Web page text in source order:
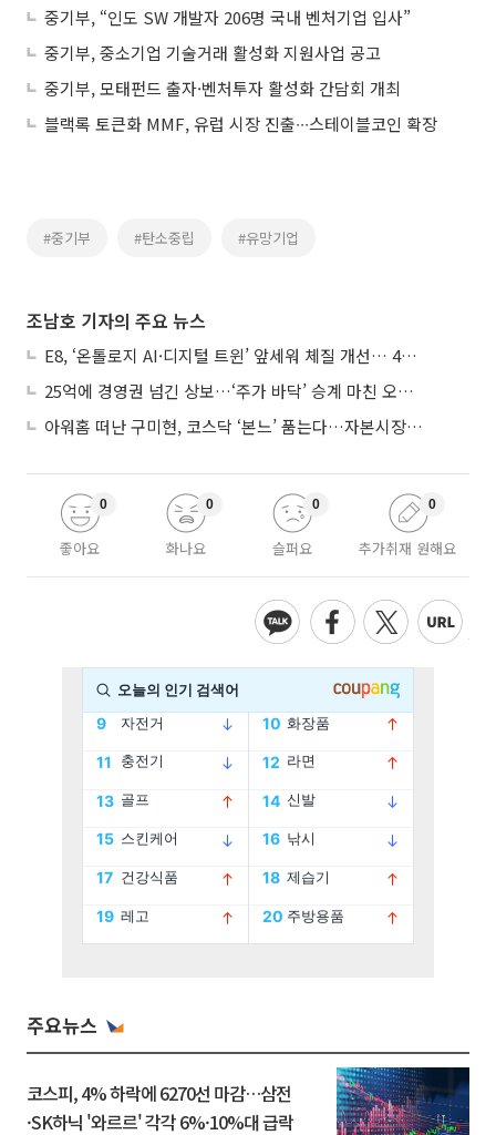
중기부, “인도 SW 개발자 206명 국내 벤처기업 입사”
중기부, 중소기업 기술거래 활성화 지원사업 공고
중기부, 모태펀드 출자·벤처투자 활성화 간담회 개최
블랙록 토큰화 MMF, 유럽 시장 진출∙∙∙스테이블코인 확장
#중기부 #탄소중립 #유망기업
조남호 기자의 주요 뉴스
E8, ‘온톨로지 AI·디지털 트윈’ 앞세워 체질 개선… 4분기 흑자전환 총력
25억에 경영권 넘긴 상보…‘주가 바닥’ 승계 마친 오너 2세, 주가 부양 나설까
아워홈 떠난 구미현, 코스닥 ‘본느’ 품는다…자본시장 전면 등판
좋아요
0
화나요
0
슬퍼요
0
추가취재 원해요
0
주요뉴스
코스피, 4% 하락에 6270선 마감…삼전
·SK하닉 '와르르' 각각 6%·10%대 급락